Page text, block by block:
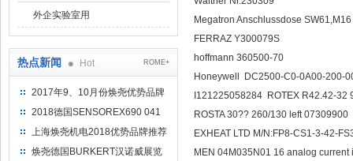
外企实验室用
热点新闻 Hot ROME+
2017年9、10月份焕尧优势品牌
推荐
2018德国SENSOREX690 041
415 D
上海焕尧机电2018优势品牌推荐
焕尧德国BURKERT汉诺威展览
Megatron Anschlussdose
FERRAZ Y300079S
hoffmann 360500-70
Honeywell DC2500-C0-0A00-200-
I121225058284 ROTEX R42.42-32
ROSTA 30?? 260/130 left 07309900
EXHEAT LTD M/N:FP8-CS1-3-42-
MEN 04M035N01 16 analog